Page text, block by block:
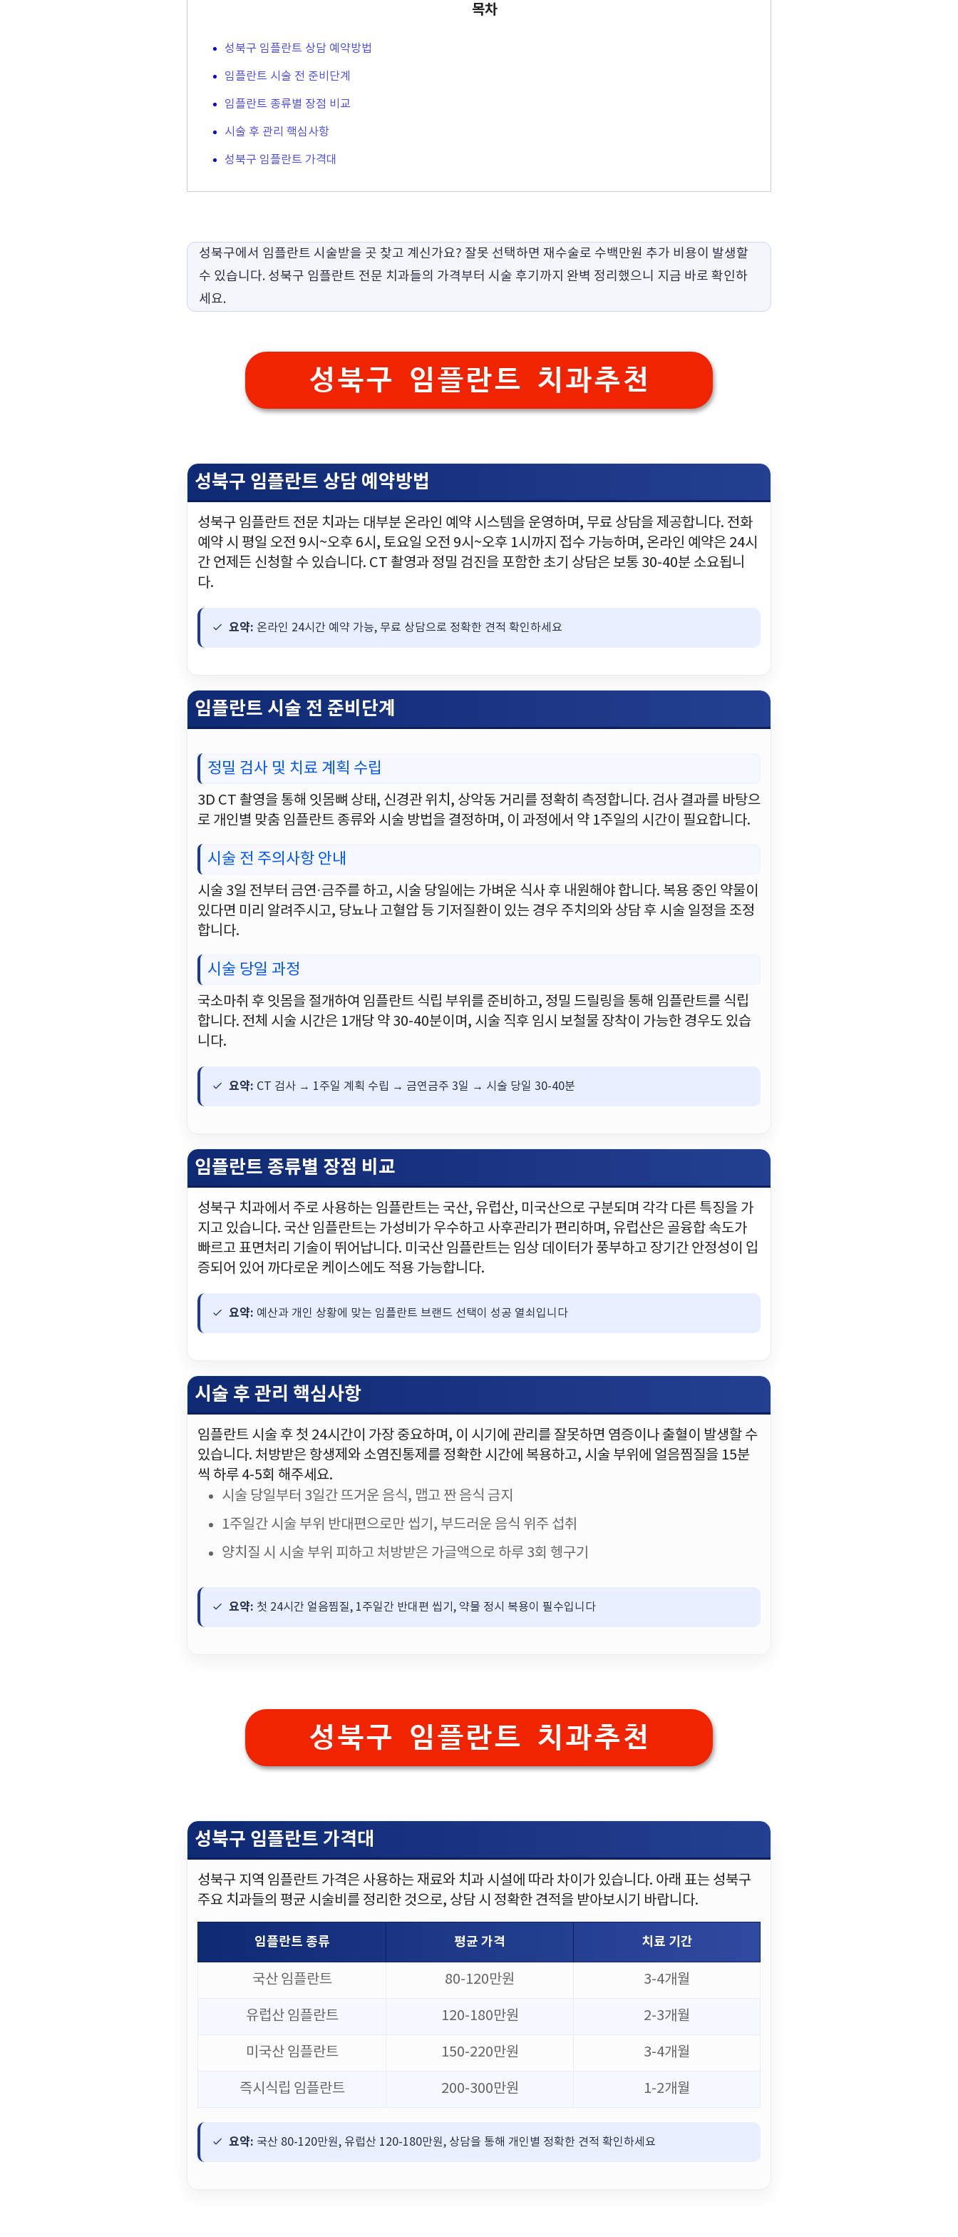
목차
성북구 임플란트 상담 예약방법
임플란트 시술 전 준비단계
임플란트 종류별 장점 비교
시술 후 관리 핵심사항
성북구 임플란트 가격대
성북구에서 임플란트 시술받을 곳 찾고 계신가요? 잘못 선택하면 재수술로 수백만원 추가 비용이 발생할
수 있습니다. 성북구 임플란트 전문 치과들의 가격부터 시술 후기까지 완벽 정리했으니 지금 바로 확인하
세요.
성북구 임플란트 치과추천
성북구 임플란트 상담 예약방법
성북구 임플란트 전문 치과는 대부분 온라인 예약 시스템을 운영하며, 무료 상담을 제공합니다. 전화
예약 시 평일 오전 9시~오후 6시, 토요일 오전 9시~오후 1시까지 접수 가능하며, 온라인 예약은 24시
간 언제든 신청할 수 있습니다. CT 촬영과 정밀 검진을 포함한 초기 상담은 보통 30-40분 소요됩니
다.
요약: 온라인 24시간 예약 가능, 무료 상담으로 정확한 견적 확인하세요
임플란트 시술 전 준비단계
정밀 검사 및 치료 계획 수립
3D CT 촬영을 통해 잇몸뼈 상태, 신경관 위치, 상악동 거리를 정확히 측정합니다. 검사 결과를 바탕으
로 개인별 맞춤 임플란트 종류와 시술 방법을 결정하며, 이 과정에서 약 1주일의 시간이 필요합니다.
시술 전 주의사항 안내
시술 3일 전부터 금연·금주를 하고, 시술 당일에는 가벼운 식사 후 내원해야 합니다. 복용 중인 약물이
있다면 미리 알려주시고, 당뇨나 고혈압 등 기저질환이 있는 경우 주치의와 상담 후 시술 일정을 조정
합니다.
시술 당일 과정
국소마취 후 잇몸을 절개하여 임플란트 식립 부위를 준비하고, 정밀 드릴링을 통해 임플란트를 식립
합니다. 전체 시술 시간은 1개당 약 30-40분이며, 시술 직후 임시 보철물 장착이 가능한 경우도 있습
니다.
요약: CT 검사 → 1주일 계획 수립 → 금연금주 3일 → 시술 당일 30-40분
임플란트 종류별 장점 비교
성북구 치과에서 주로 사용하는 임플란트는 국산, 유럽산, 미국산으로 구분되며 각각 다른 특징을 가
지고 있습니다. 국산 임플란트는 가성비가 우수하고 사후관리가 편리하며, 유럽산은 골융합 속도가
빠르고 표면처리 기술이 뛰어납니다. 미국산 임플란트는 임상 데이터가 풍부하고 장기간 안정성이 입
증되어 있어 까다로운 케이스에도 적용 가능합니다.
요약: 예산과 개인 상황에 맞는 임플란트 브랜드 선택이 성공 열쇠입니다
시술 후 관리 핵심사항
임플란트 시술 후 첫 24시간이 가장 중요하며, 이 시기에 관리를 잘못하면 염증이나 출혈이 발생할 수
있습니다. 처방받은 항생제와 소염진통제를 정확한 시간에 복용하고, 시술 부위에 얼음찜질을 15분
씩 하루 4-5회 해주세요.
시술 당일부터 3일간 뜨거운 음식, 맵고 짠 음식 금지
1주일간 시술 부위 반대편으로만 씹기, 부드러운 음식 위주 섭취
양치질 시 시술 부위 피하고 처방받은 가글액으로 하루 3회 헹구기
요약: 첫 24시간 얼음찜질, 1주일간 반대편 씹기, 약물 정시 복용이 필수입니다
성북구 임플란트 치과추천
성북구 임플란트 가격대
성북구 지역 임플란트 가격은 사용하는 재료와 치과 시설에 따라 차이가 있습니다. 아래 표는 성북구
주요 치과들의 평균 시술비를 정리한 것으로, 상담 시 정확한 견적을 받아보시기 바랍니다.
임플란트 종류 평균 가격 치료 기간
국산 임플란트 80-120만원 3-4개월
유럽산 임플란트 120-180만원 2-3개월
미국산 임플란트 150-220만원 3-4개월
즉시식립 임플란트 200-300만원 1-2개월
요약: 국산 80-120만원, 유럽산 120-180만원, 상담을 통해 개인별 정확한 견적 확인하세요